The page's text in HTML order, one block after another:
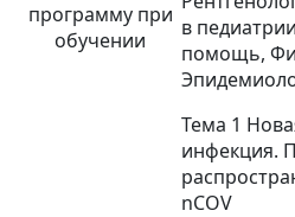
программу при
обучении
в
помощь,
Тема 1
инфекция.
nCOV